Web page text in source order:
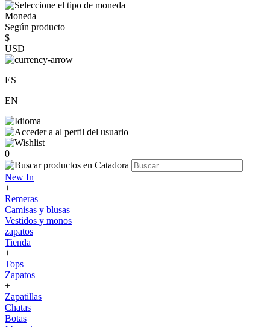
Moneda
Según producto
$
USD
ES
EN
0
New In
+
Remeras
Camisas y blusas
Vestidos y monos
zapatos
Tienda
+
Tops
Zapatos
+
Zapatillas
Chatas
Botas